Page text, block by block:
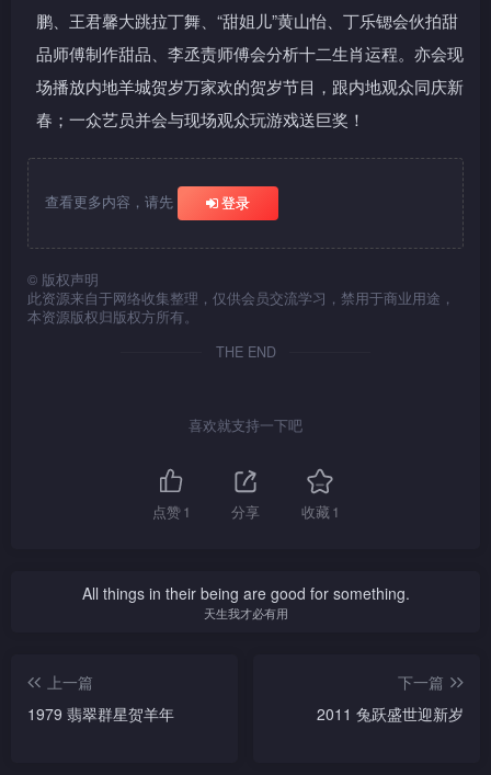
鹏、王君馨大跳拉丁舞、“甜姐儿”黄山怡、丁乐锶会伙拍甜
品师傅制作甜品、李丞责师傅会分析十二生肖运程。亦会现
场播放内地羊城贺岁万家欢的贺岁节目，跟内地观众同庆新
春；一众艺员并会与现场观众玩游戏送巨奖！
查看更多内容，请先 登录
© 版权声明
此资源来自于网络收集整理，仅供会员交流学习，禁用于商业用途，
本资源版权归版权方所有。
THE END
喜欢就支持一下吧
点赞1 分享 收藏1
All things in their being are good for something.
天生我才必有用
上一篇
1979 翡翠群星贺羊年
下一篇
2011 兔跃盛世迎新岁